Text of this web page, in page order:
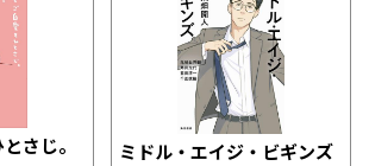
さじ。 ミドル・エイジ・ビギンズ